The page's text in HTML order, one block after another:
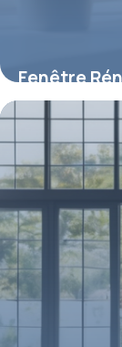
Fenêtre